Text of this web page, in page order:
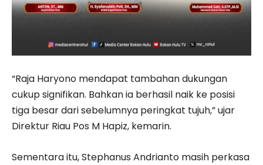
“Raja Haryono mendapat tambahan dukungan
cukup signifikan. Bahkan ia berhasil naik ke posisi
tiga besar dari sebelumnya peringkat tujuh,” ujar
Direktur Riau Pos M Hapiz, kemarin.
Sementara itu, Stephanus Andrianto masih perkasa